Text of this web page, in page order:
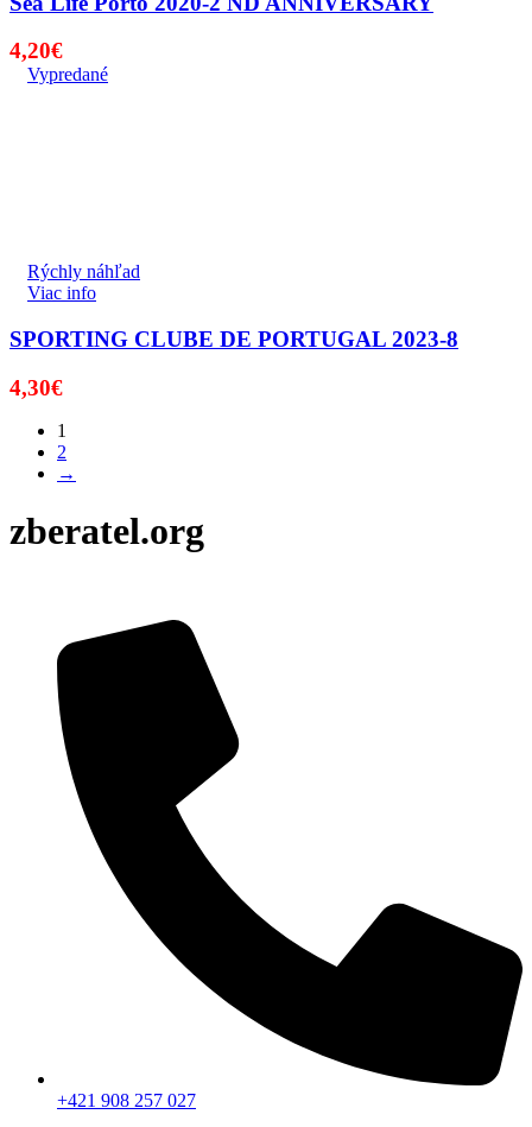
4,20€
Vypredané
Rýchly náhľad
Viac info
SPORTING CLUBE DE PORTUGAL 2023-8
4,30€
1
2
→
zberatel.org
+421 908 257 027